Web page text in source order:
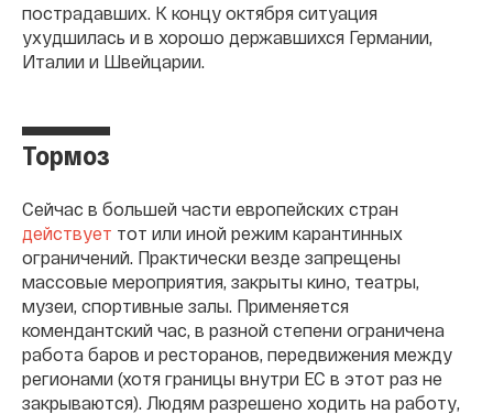
пострадавших. К концу октября ситуация
ухудшилась и в хорошо державшихся Германии,
Италии и Швейцарии.
Тормоз
Сейчас в большей части европейских стран
действует тот или иной режим карантинных
ограничений. Практически везде запрещены
массовые мероприятия, закрыты кино, театры,
музеи, спортивные залы. Применяется
комендантский час, в разной степени ограничена
работа баров и ресторанов, передвижения между
регионами (хотя границы внутри ЕС в этот раз не
закрываются). Людям разрешено ходить на работу,